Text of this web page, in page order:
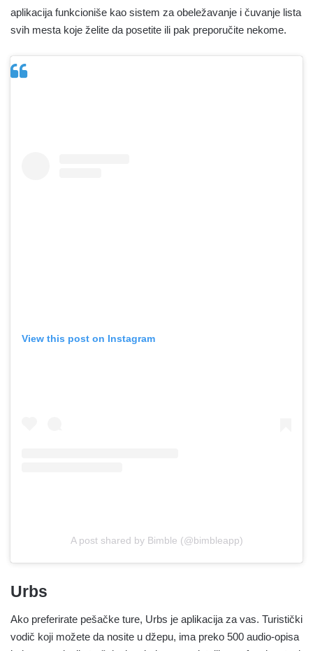
aplikacija funkcioniše kao sistem za obeležavanje i čuvanje lista
svih mesta koje želite da posetite ili pak preporučite nekome.
View this post on Instagram
A post shared by Bimble (@bimbleapp)
Urbs
Ako preferirate pešačke ture, Urbs je aplikacija za vas. Turistički
vodič koji možete da nosite u džepu, ima preko 500 audio-opisa